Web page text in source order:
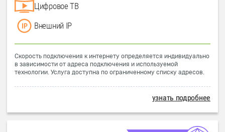
Цифровое ТВ
Внешний IP
Скорость подключения к интернету определяется индивидуально
в зависимости от адреса подключения и используемой
технологии. Услуга доступна по ограниченному списку адресов.
узнать подробнее